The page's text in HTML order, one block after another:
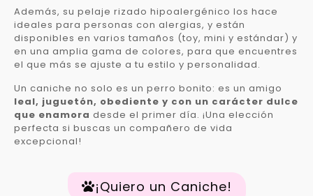
Además, su pelaje rizado hipoalergénico los hace
ideales para personas con alergias, y están
disponibles en varios tamaños (toy, mini y estándar) y
en una amplia gama de colores, para que encuentres
el que más se ajuste a tu estilo y personalidad.
Un caniche no solo es un perro bonito: es un amigo
leal, juguetón, obediente y con un carácter dulce
que enamora desde el primer día. ¡Una elección
perfecta si buscas un compañero de vida
excepcional!
¡Quiero un Caniche!